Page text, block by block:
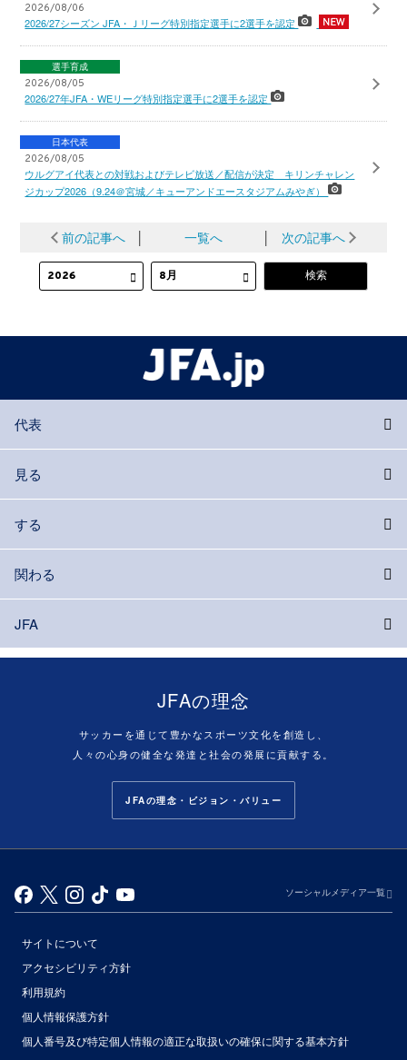
2026/08/06
2026/27シーズン JFA・Ｊリーグ特別指定選手に2選手を認定
選手育成
2026/08/05
2026/27年JFA・WEリーグ特別指定選手に2選手を認定
日本代表
2026/08/05
ウルグアイ代表との対戦およびテレビ放送／配信が決定 キリンチャレン
ジカップ2026（9.24＠宮城／キューアンドエースタジアムみやぎ）
前の記事へ │ 一覧へ │ 次の記事へ
代表
見る
する
関わる
JFA
JFAの理念
サッカーを通じて豊かなスポーツ文化を創造し、
人々の心身の健全な発達と社会の発展に貢献する。
JFAの理念・ビジョン・バリュー
ソーシャルメディア一覧
サイトについて
アクセシビリティ方針
利用規約
個人情報保護方針
個人番号及び特定個人情報の適正な取扱いの確保に関する基本方針